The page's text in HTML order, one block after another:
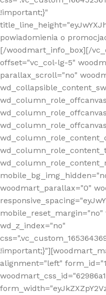
!important;}"
powiadomienia o
[/woodmart_info_box][/
offset="vc_col-lg-5"
parallax_scroll="no"
woodmart_parallax="0"
wd_z_index="no"
alignment="left"